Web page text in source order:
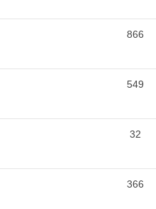
866
549
32
366